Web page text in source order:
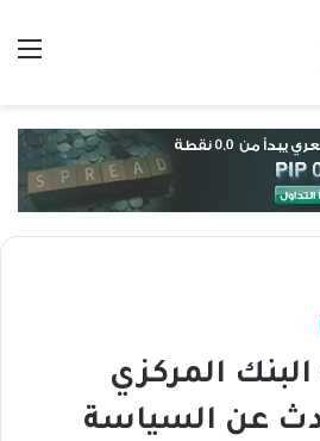
البنك المركزي
عن السياسة